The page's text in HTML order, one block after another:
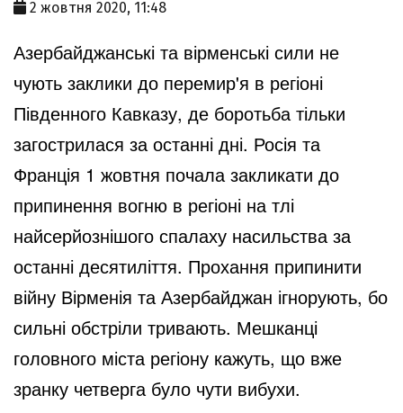
2 жовтня 2020, 11:48
Азербайджанські та вірменські сили не
чують заклики до перемир'я в регіоні
Південного Кавказу, де боротьба тільки
загострилася за останні дні. Росія та
Франція 1 жовтня почала закликати до
припинення вогню в регіоні на тлі
найсерйознішого спалаху насильства за
останні десятиліття. Прохання припинити
війну Вірменія та Азербайджан ігнорують, бо
сильні обстріли тривають. Мешканці
головного міста регіону кажуть, що вже
зранку четверга було чути вибухи.